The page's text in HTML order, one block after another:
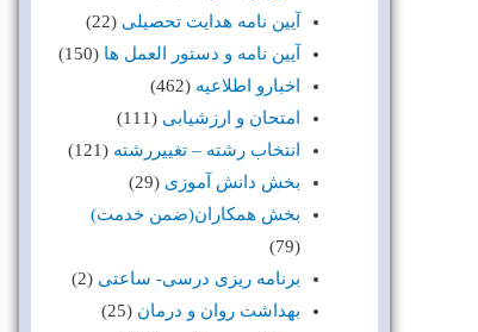
آیین نامه هدایت تحصیلی (22)
آیین نامه و دستور العمل ها (150)
اخبارو اطلاعیه (462)
امتحان و ارزشیابی (111)
انتخاب رشته – تغییررشته (121)
بخش دانش آموزی (29)
بخش همکاران(ضمن خدمت)
(79)
برنامه ریزی درسی- ساعتی (2)
بهداشت روان و درمان (25)